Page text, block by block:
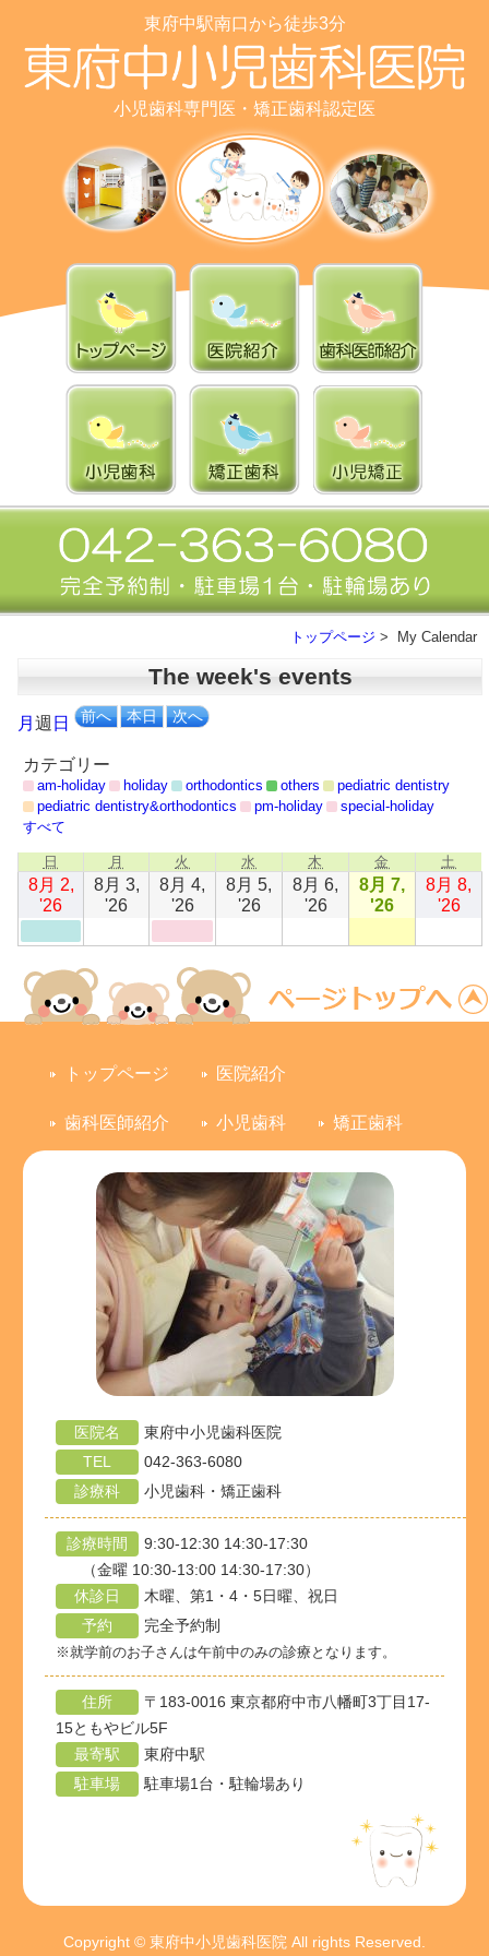
東府中駅南口から徒歩3分
小児歯科専門医・矯正歯科認定医
トップページ > My Calendar
The week's events
月週 日 前へ 本日 次へ
カテゴリー
am-holiday holiday orthodontics others
pediatric dentistry
pediatric dentistry&orthodontics
pm-holiday
special-holiday
すべて
日
曜
日
月
曜
日
火
曜
日
水
曜
日
木
曜
日
金
曜
日
土
曜
日
8月 2,
'262026
年
8
月
日
(1
件
の
イ
ン
ト)
8月 3,
'262026
8
3
日
8月 4,
'262026
年
8
月
日
(1
件
の
イ
ン
ト)
8月 5,
'262026
8
日
8月 6,
'262026
8
6
日
8月 7,
'262026
8
7
日
8月 8,
'26
8
8
日
トップページ 医院紹介
歯科医師紹介 小児歯科 矯正歯科
医院名
東府中小児歯科医院
TEL
042-363-6080
診療科
小児歯科・矯正歯科
診療時間
9:30-12:30 14:30-17:30
（金曜 10:30-13:00 14:30-17:30）
休診日
木曜、第1・4・5日曜、祝日
予約
完全予約制
※就学前のお子さんは午前中のみの診療となります。
住所
〒183-0016 東京都府中市八幡町3丁目17-
15ともやビル5F
最寄駅
東府中駅
駐車場
駐車場1台・駐輪場あり
Copyright © 東府中小児歯科医院 All rights Reserved.